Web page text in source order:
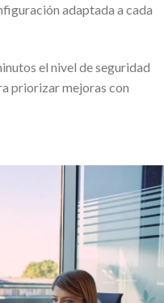
adaptada a cada
el nivel de seguridad
priorizar mejoras con